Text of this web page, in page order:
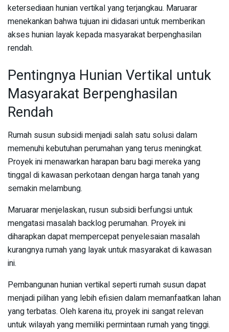
ketersediaan hunian vertikal yang terjangkau. Maruarar
menekankan bahwa tujuan ini didasari untuk memberikan
akses hunian layak kepada masyarakat berpenghasilan
rendah.
Pentingnya Hunian Vertikal untuk
Masyarakat Berpenghasilan
Rendah
Rumah susun subsidi menjadi salah satu solusi dalam
memenuhi kebutuhan perumahan yang terus meningkat.
Proyek ini menawarkan harapan baru bagi mereka yang
tinggal di kawasan perkotaan dengan harga tanah yang
semakin melambung.
Maruarar menjelaskan, rusun subsidi berfungsi untuk
mengatasi masalah backlog perumahan. Proyek ini
diharapkan dapat mempercepat penyelesaian masalah
kurangnya rumah yang layak untuk masyarakat di kawasan
ini.
Pembangunan hunian vertikal seperti rumah susun dapat
menjadi pilihan yang lebih efisien dalam memanfaatkan lahan
yang terbatas. Oleh karena itu, proyek ini sangat relevan
untuk wilayah yang memiliki permintaan rumah yang tinggi.